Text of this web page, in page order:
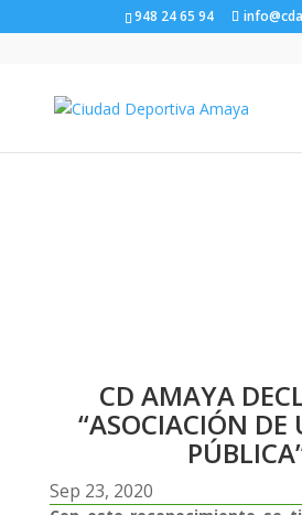
948 24 65 94
CD AMAYA
“ASOCIACIÓN DE
Sep 23, 2020